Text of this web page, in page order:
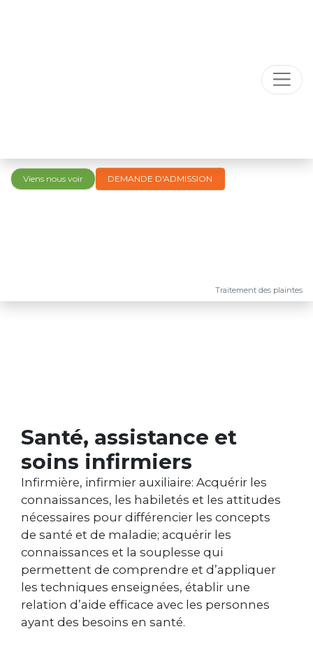
Viens nous voir DEMANDE D'ADMISSION
Traitement des plaintes
Santé, assistance et
soins infirmiers
Infirmière, infirmier auxiliaire: Acquérir les
connaissances, les habiletés et les attitudes
nécessaires pour différencier les concepts
de santé et de maladie; acquérir les
connaissances et la souplesse qui
permettent de comprendre et d’appliquer
les techniques enseignées, établir une
relation d’aide efficace avec les personnes
ayant des besoins en santé.